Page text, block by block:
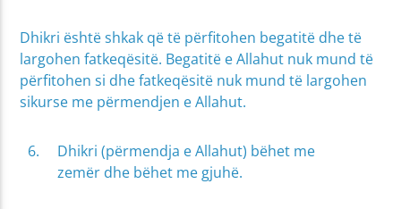
Dhikri është shkak që të përfitohen begatitë dhe të
largohen fatkeqësitë. Begatitë e Allahut nuk mund të
përfitohen si dhe fatkeqësitë nuk mund të largohen
sikurse me përmendjen e Allahut.
Dhikri (përmendja e Allahut) bëhet me
zemër dhe bëhet me gjuhë.